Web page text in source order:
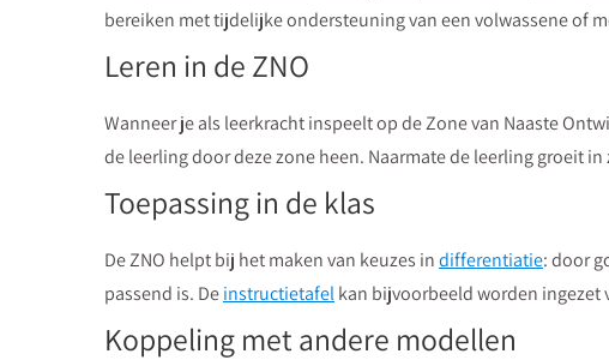
bereiken met tijdelijke ondersteuning van een volwassene of
Leren in de ZNO
Wanneer je als leerkracht inspeelt op de Zone van Naaste
de leerling door deze zone heen. Naarmate de leerling groeit
Toepassing in de klas
De ZNO helpt bij het maken van keuzes indifferentiatie: door
passend is. Deinstructietafelkan bijvoorbeeld worden ingezet
Koppeling met andere modellen